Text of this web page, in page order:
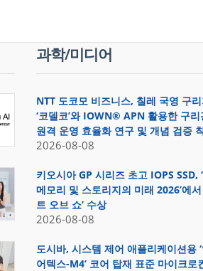
과학/미디어
NTT 도코모 비즈니스, 칠레 국영 구
‘코델코’와 IOWN® APN 활용한 구리
원격 운영 효율화 연구 및 개념 검증
2026-08-08
키오시아 GP 시리즈 초고 IOPS SSD,
메모리 및 스토리지의 미래 2026’에서
트 오브 쇼’ 수상
2026-08-08
도시바, 시스템 제어 애플리케이션용
어텍스-M4’ 코어 탑재 표준 마이크로